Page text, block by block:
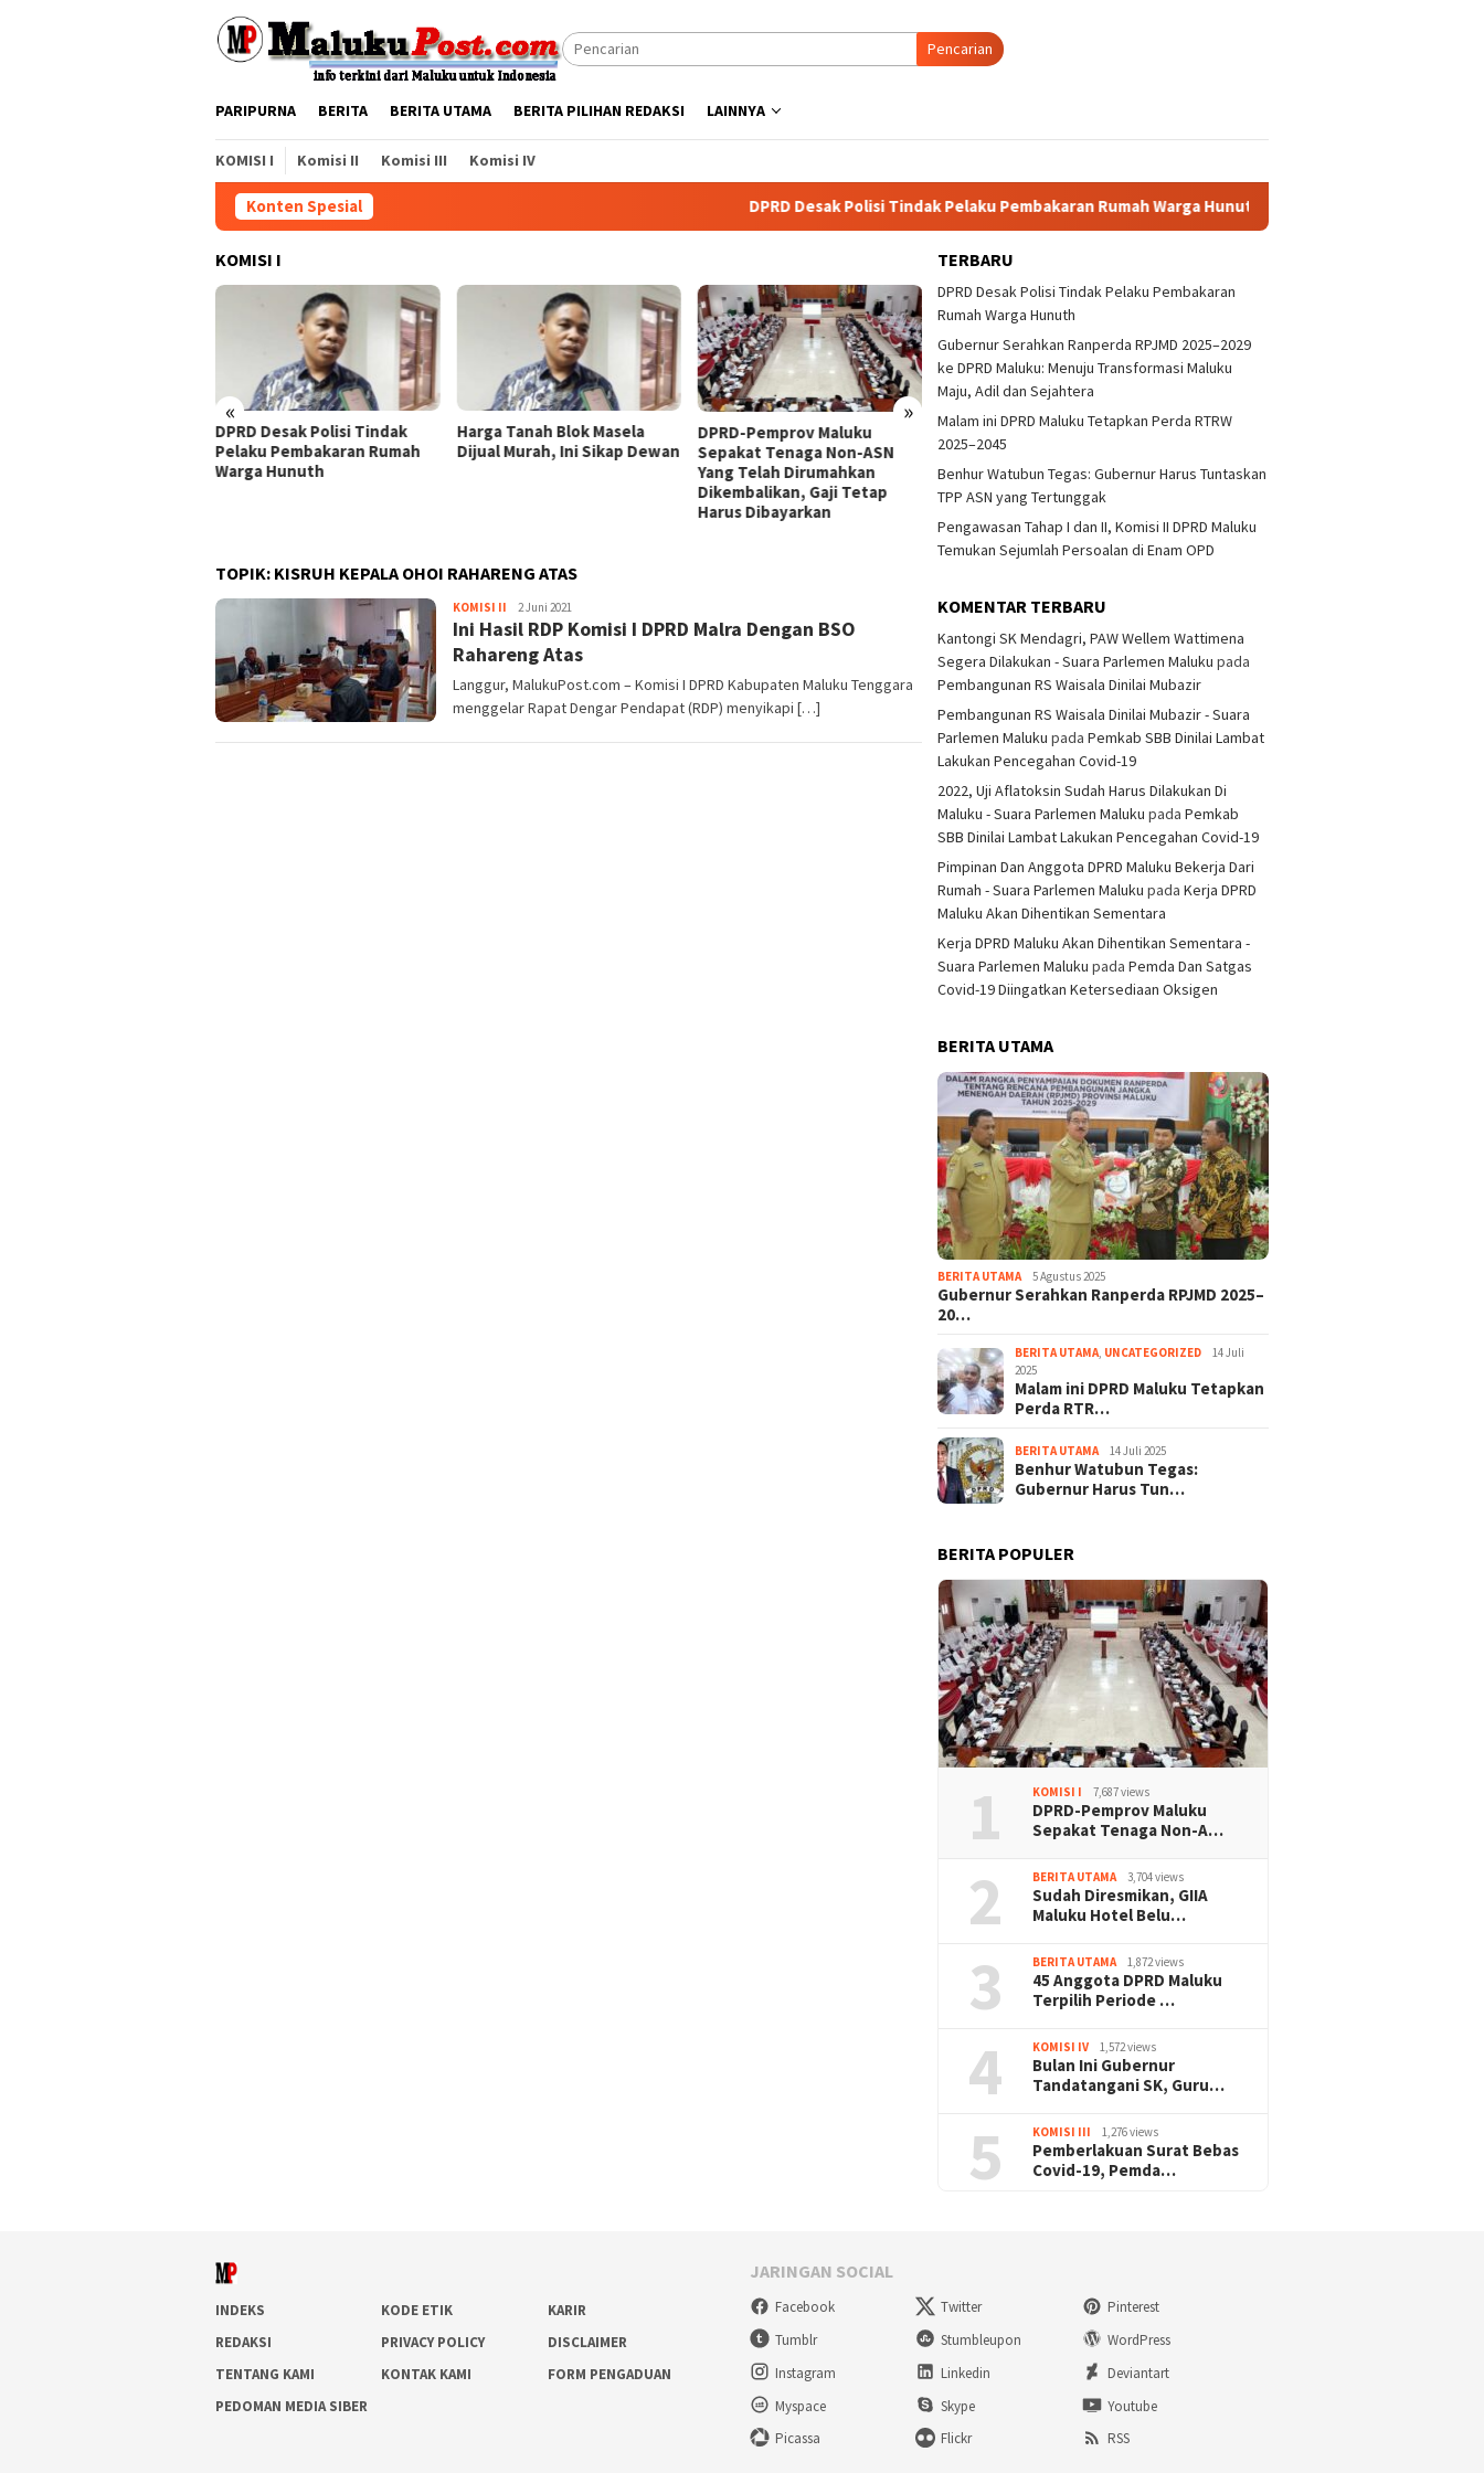
Pencarian
PARIPURNA BERITA BERITA UTAMA BERITA PILIHAN REDAKSI LAINNYA
KOMISI I Komisi II Komisi III Komisi IV
Konten Spesial DPRD Desak Polisi Tindak Pelaku Pembakaran Rumah Warga Hunuth
KOMISI I
« »
DPRD Desak Polisi Tindak
Pelaku Pembakaran Rumah
Warga Hunuth
Harga Tanah Blok Masela
Dijual Murah, Ini Sikap Dewan
DPRD-Pemprov Maluku
Sepakat Tenaga Non-ASN
Yang Telah Dirumahkan
Dikembalikan, Gaji Tetap
Harus Dibayarkan
DPRD Maluku Desak Polisi
Tangkap Pelaku Bentrokan
Di Trikora
Deklarasi Antikorupsi Jangan
TOPIK: KISRUH KEPALA OHOI RAHARENG ATAS
KOMISI II Redaktur
Suara
Malra
2 Juni 2021
Ini Hasil RDP Komisi I DPRD Malra Dengan BSO
Rahareng Atas
Langgur, MalukuPost.com – Komisi I DPRD Kabupaten Maluku Tenggara
menggelar Rapat Dengar Pendapat (RDP) menyikapi […]
TERBARU
DPRD Desak Polisi Tindak Pelaku Pembakaran
Rumah Warga Hunuth
Gubernur Serahkan Ranperda RPJMD 2025–2029
ke DPRD Maluku: Menuju Transformasi Maluku
Maju, Adil dan Sejahtera
Malam ini DPRD Maluku Tetapkan Perda RTRW
2025–2045
Benhur Watubun Tegas: Gubernur Harus Tuntaskan
TPP ASN yang Tertunggak
Pengawasan Tahap I dan II, Komisi II DPRD Maluku
Temukan Sejumlah Persoalan di Enam OPD
KOMENTAR TERBARU
Kantongi SK Mendagri, PAW Wellem Wattimena
Segera Dilakukan - Suara Parlemen Maluku pada
Pembangunan RS Waisala Dinilai Mubazir
Pembangunan RS Waisala Dinilai Mubazir - Suara
Parlemen Maluku padaPemkab SBB Dinilai Lambat
Lakukan Pencegahan Covid-19
2022, Uji Aflatoksin Sudah Harus Dilakukan Di
Maluku - Suara Parlemen Maluku padaPemkab
SBB Dinilai Lambat Lakukan Pencegahan Covid-19
Pimpinan Dan Anggota DPRD Maluku Bekerja Dari
Rumah - Suara Parlemen Maluku padaKerja DPRD
Maluku Akan Dihentikan Sementara
Kerja DPRD Maluku Akan Dihentikan Sementara -
Suara Parlemen Maluku padaPemda Dan Satgas
Covid-19 Diingatkan Ketersediaan Oksigen
BERITA UTAMA
BERITA UTAMA 5 Agustus 2025
Gubernur Serahkan Ranperda RPJMD 2025–
20…
BERITA UTAMA UNCATEGORIZED
14 Juli
2025
Malam ini DPRD Maluku Tetapkan
Perda RTR…
BERITA UTAMA 14 Juli 2025
Benhur Watubun Tegas:
Gubernur Harus Tun…
BERITA POPULER
1 KOMISI I 7,687 views
DPRD-Pemprov Maluku
Sepakat Tenaga Non-A…
2 BERITA UTAMA 3,704 views
Sudah Diresmikan, GIIA
Maluku Hotel Belu…
3 BERITA UTAMA 1,872 views
45 Anggota DPRD Maluku
Terpilih Periode …
4 KOMISI IV 1,572 views
Bulan Ini Gubernur
Tandatangani SK, Guru…
5 KOMISI III 1,276 views
Pemberlakuan Surat Bebas
Covid-19, Pemda…
INDEKS KODE ETIK
KARIR
REDAKSI
PRIVACY POLICY
DISCLAIMER
TENTANG KAMI
KONTAK KAMI
FORM PENGADUAN
PEDOMAN MEDIA SIBER
JARINGAN SOCIAL
Facebook Twitter
Pinterest
Tumblr
Stumbleupon
WordPress
Instagram
Linkedin
Deviantart
Myspace
Skype
Youtube
Picassa
Flickr RSS